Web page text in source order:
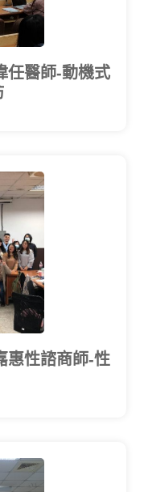
任醫師-動機式
惠性諮商師-性